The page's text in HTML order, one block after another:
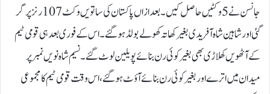
جانسن نے 5 وکٹیں حاصل کیں۔بعد ازاں پاکستان کی ساتویں وکٹ 107 رنز پر گر
گئی اور شاہین شاہ آفریدی بغیر کھاتہ کھولے بولڈ ہو گئے۔ اس کے فوری بعد ہی قومی ٹیم
کے آٹھویں کھلاڑی بھی بغیر کوئی رن بنائے پویلین لوٹ گئے۔نسیم شاہ نویں نمبر پر
میدان میں اترے اور بغیر کوئی رن بنائے آؤٹ ہو گئے، اس وقت قومی ٹیم کا مجموعی